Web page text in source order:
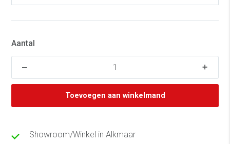
Aantal
Toevoegen aan winkelmand
Showroom/Winkel in Alkmaar